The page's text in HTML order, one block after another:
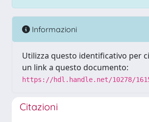
Informazioni
Utilizza questo identificativo per
un link a questo documento:
https://hdl.handle.net/10278/
Citazioni